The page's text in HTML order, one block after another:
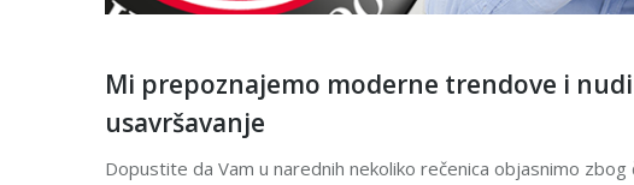
Mi prepoznajemo moderne trendove i
usavršavanje
Dopustite da Vam u narednih nekoliko rečenica objasnimo